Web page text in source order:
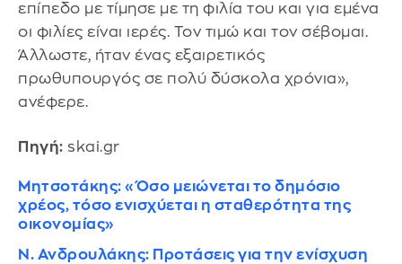
επίπεδο με τίμησε με τη φιλία του και για εμένα
οι φιλίες είναι ιερές. Τον τιμώ και τον σέβομαι.
Άλλωστε, ήταν ένας εξαιρετικός
πρωθυπουργός σε πολύ δύσκολα χρόνια»,
ανέφερε.
Πηγή: skai.gr
Μητσοτάκης: «Όσο μειώνεται το δημόσιο
χρέος, τόσο ενισχύεται η σταθερότητα της
οικονομίας»
Ν. Ανδρουλάκης: Προτάσεις για την ενίσχυση